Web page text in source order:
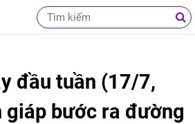
đầu tuần (17/7,
giáp bước ra đường